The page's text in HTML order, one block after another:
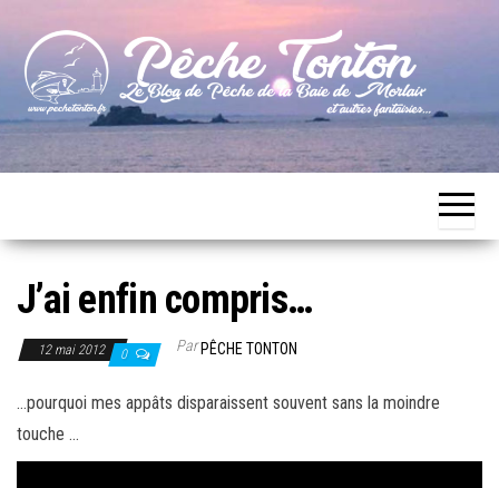
content
Pêche
Le blog
de
Baie de
J’ai enfin compris…
12 mai 2012 0 ParPÊCHE TONTON
…pourquoi mes appâts disparaissent souvent sans la moindre
touche …